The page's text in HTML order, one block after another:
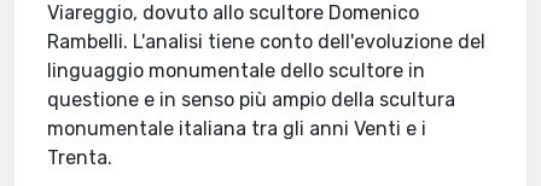
Viareggio, dovuto allo scultore Domenico
Rambelli. L'analisi tiene conto dell'evoluzione del
linguaggio monumentale dello scultore in
questione e in senso più ampio della scultura
monumentale italiana tra gli anni Venti e i
Trenta.